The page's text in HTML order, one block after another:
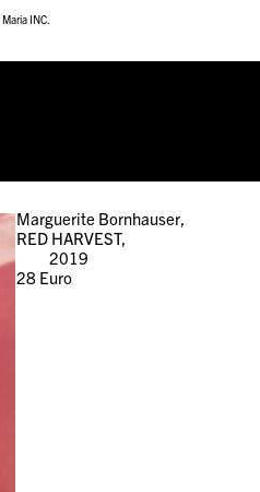
Maria INC.
Marguerite Bornhauser,
RED HARVEST,
2019
28Euro